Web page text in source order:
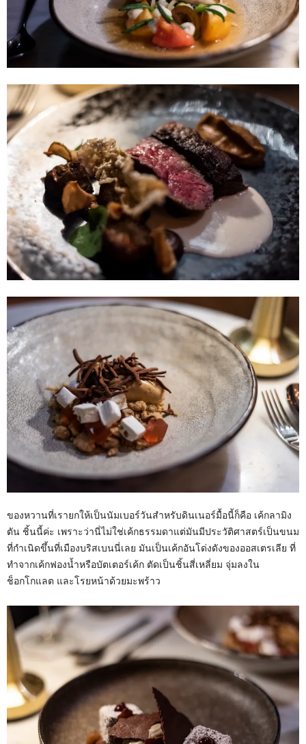
ของหวานที่เรายกให้เป็นนัมเบอร์วันสำหรับดินเนอร์มื้อนี้ก็คือ เค้กลามิง
ตัน ชิ้นนี้ค่ะ เพราะว่านี่ไม่ใช่เค้กธรรมดาแต่มันมีประวัติศาสตร์เป็นขนม
ที่กำเนิดขึ้นที่เมืองบริสเบนนี่เลย มันเป็นเค้กอันโด่งดังของออสเตรเลีย ที่
ทำจากเค้กฟองน้ำหรือบัตเตอร์เค้ก ตัดเป็นชิ้นสี่เหลี่ยม จุ่มลงใน
ช็อกโกแลต และโรยหน้าด้วยมะพร้าว